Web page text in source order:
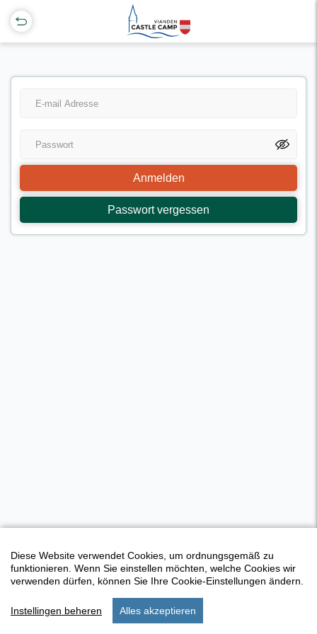
Passwort vergessen
Anmelden
start
Diese Website verwendet Cookies, um ordnungsgemäß zu
funktionieren. Wenn Sie einstellen möchten, welche Cookies wir
verwenden dürfen, können Sie Ihre Cookie-Einstellungen ändern.
Instellingen beheren Alles akzeptieren